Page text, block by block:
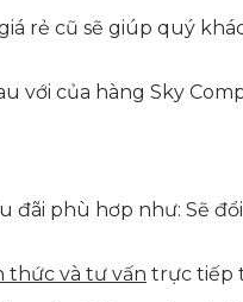
rẻ cũ sẽ giúp quý
với của hàng Sky
phù hơp như: Sẽ
thức và tư vấn trực tiếp